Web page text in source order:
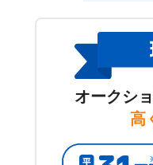
オークシ
高